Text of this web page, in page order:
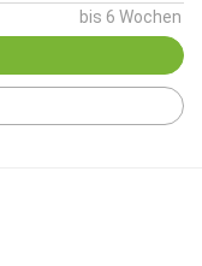
bis 6 Wochen